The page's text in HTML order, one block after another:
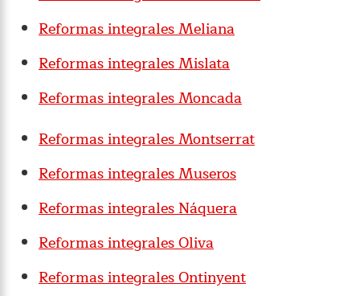
Reformas integrales Meliana
Reformas integrales Mislata
Reformas integrales Moncada
Reformas integrales Montserrat
Reformas integrales Museros
Reformas integrales Náquera
Reformas integrales Oliva
Reformas integrales Ontinyent